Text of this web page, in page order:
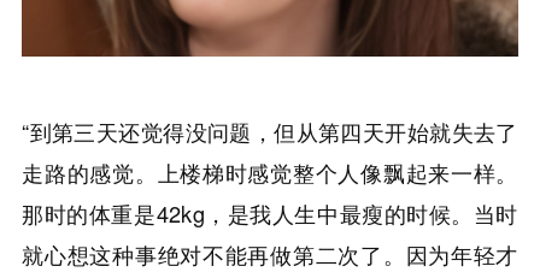
“到第三天还觉得没问题，但从第四天开始就失去了
走路的感觉。上楼梯时感觉整个人像飘起来一样。
那时的体重是42kg，是我人生中最瘦的时候。当时
就心想这种事绝对不能再做第二次了。因为年轻才